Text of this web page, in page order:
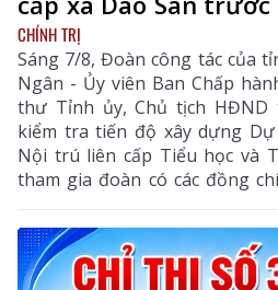
CHÍNH TRỊ
Sáng 7/8, Đoàn công tác của
Ngân - Ủy viên Ban Chấp
thư Tỉnh ủy, Chủ tịch
kiểm tra tiến độ xây dựng
Nội trú liên cấp Tiểu học và
tham gia đoàn có các đồng
viên Ban Thường vụ Tỉnh
trực UBND tỉnh; Lê Đức Dục -
Trưởng Ban Tuyên giáo và
một số sở, ngành liên quan và